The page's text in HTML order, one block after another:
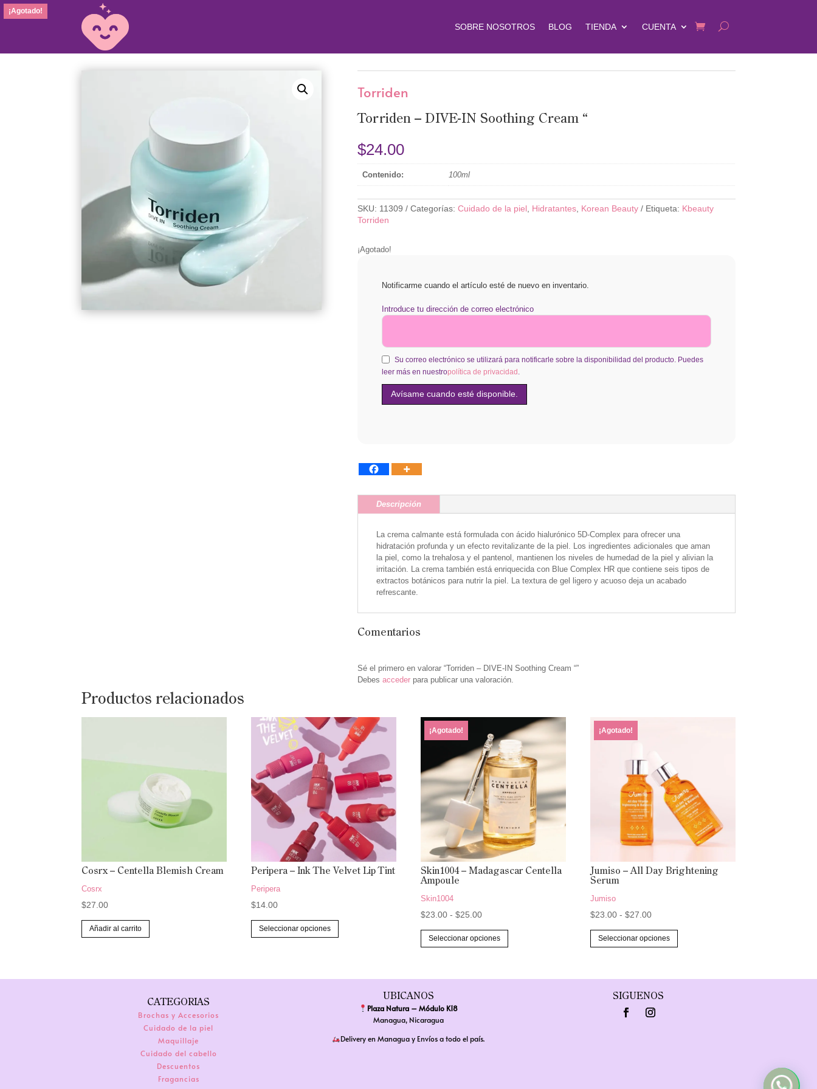
SOBRE NOSOTROS BLOG TIENDA CUENTA
¡Agotado!
Torriden
Torriden – DIVE-IN Soothing Cream “
$24.00
Contenido: 100ml
SKU: 11309 Categorías:Cuidado de la piel Hidratantes Korean Beauty Etiqueta: Kbeauty
Torriden
¡Agotado!
Notificarme cuando el artículo esté de nuevo en inventario.
Introduce tu dirección de correo electrónico
Su correo electrónico se utilizará para notificarle sobre la disponibilidad del producto. Puedes
leer más en nuestropolítica de privacidad .
Descripción
La crema calmante está formulada con ácido hialurónico 5D-Complex para ofrecer una
hidratación profunda y un efecto revitalizante de la piel. Los ingredientes adicionales que aman
la piel, como la trehalosa y el pantenol, mantienen los niveles de humedad de la piel y alivian la
irritación. La crema también está enriquecida con Blue Complex HR que contiene seis tipos de
extractos botánicos para nutrir la piel. La textura de gel ligero y acuoso deja un acabado
refrescante.
Comentarios
Sé el primero en valorar “Torriden – DIVE-IN Soothing Cream “”
Debesacceder para publicar una valoración.
Productos relacionados
Cosrx – Centella Blemish Cream
Cosrx
$27.00
Añadir al carrito
Peripera – Ink The Velvet Lip Tint
Peripera
$14.00
Seleccionar opciones
Este
opciones
pueden
¡Agotado!
Skin1004 – Madagascar Centella
Ampoule
Skin1004
$23.00 - $25.00Rango
de
precios:
$23.00
Seleccionar opciones
Este
¡Agotado!
Jumiso – All Day Brightening
Serum
Jumiso
$23.00 - $27.00Rango
de
precios:
$23.00
hasta
$27.00
Seleccionar opciones
Este
CATEGORIAS
Brochas y Accesorios
Cuidado de la piel
Maquillaje
Cuidado del cabello
Descuentos
Fragancias
UBICANOS
Plaza Natura – Módulo K18
Managua, Nicaragua
Delivery en Managua y Envíos a todo el país.
SIGUENOS